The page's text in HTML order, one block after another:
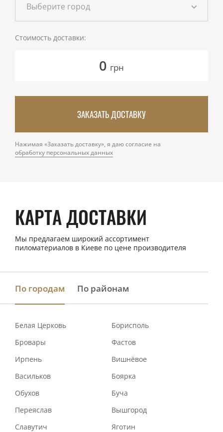
Выберите город
Стоимость доставки:
0 грн
ЗАКАЗАТЬ ДОСТАВКУ
Нажимая «Заказать доставку», я даю согласие на
обработку персональных данных
КАРТА ДОСТАВКИ
Мы предлагаем широкий ассортимент
пиломатериалов в Киеве по цене производителя
По городам По районам
Белая Церковь
Борисполь
Бровары
Фастов
Ирпень
Вишнёвое
Васильков
Боярка
Обухов
Буча
Переяслав
Вышгород
Славутич
Яготин